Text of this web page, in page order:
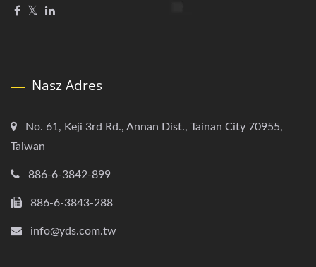
Nasz Adres
No. 61, Keji 3rd Rd., Annan Dist., Tainan City 70955,
Taiwan
886-6-3842-899
886-6-3843-288
info@yds.com.tw